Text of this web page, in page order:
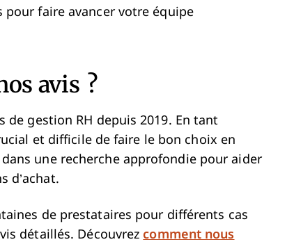
pour faire avancer votre équipe
avis ?
gestion RH depuis 2019. En tant
et difficile de faire le bon choix en
une recherche approfondie pour aider
d’achat.
de prestataires pour différents cas
détaillés. Découvrez comment nous